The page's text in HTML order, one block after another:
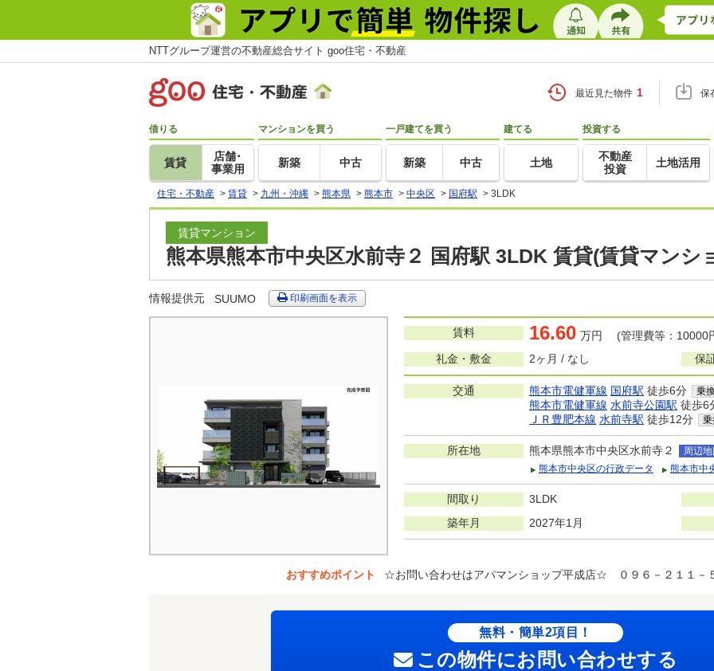
NTTグループ運営の不動産総合サイト goo住宅・不動産
最近見た物件 1 保
借りる
賃貸
店舗･
事業用
マンションを買う
新築 中古
一戸建てを買う
新築 中古
建てる
土地
投資する
不動産
投資
土地活用
住宅・不動産 > 賃貸 > 九州・沖縄 > 熊本県 > 熊本市 > 中央区 > 国府駅 > 3LDK
賃貸マンション
熊本県熊本市中央区水前寺２ 国府駅 3LDK 賃貸(賃貸マンシ
情報提供元 SUUMO 印刷画面を表示
賃料 16.60 万円 (管理費等：10000
礼金・敷金
2ヶ月 / なし 保
交通 熊本市電健軍線 国府駅 徒歩6分 乗
熊本市電健軍線 水前寺公園駅 徒歩6
ＪＲ豊肥本線 水前寺駅 徒歩12分 乗
所在地 熊本県熊本市中央区水前寺２
周辺地
熊本市中央区の行政データ
熊本市中
間取り 3LDK
築年月 2027年1月
おすすめポイント ☆お問い合わせはアパマンショップ平成店☆ ０９６－２１１－
無料・簡単2項目！
この物件にお問い合わせする